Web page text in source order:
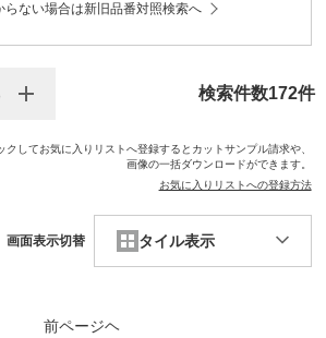
らない場合は新旧品番対照検索へ
検索件数172件
してお気に入りリストへ登録するとカットサンプル請求や、
画像の一括ダウンロードができます。
お気に入りリストへの登録方法
画面表示切替 タイル表示
前ページヘ